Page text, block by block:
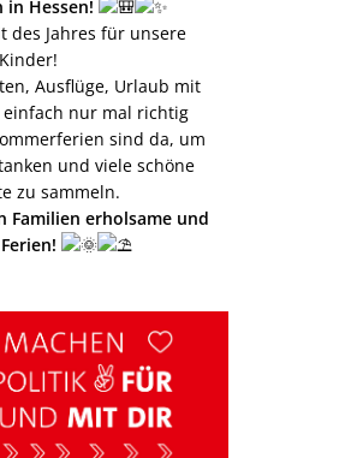
in Hessen!
des Jahres für unsere
Kinder!
Ausflüge, Urlaub mit
nur mal richtig
sind da, um
und viele schöne
zu sammeln.
Familien erholsame und